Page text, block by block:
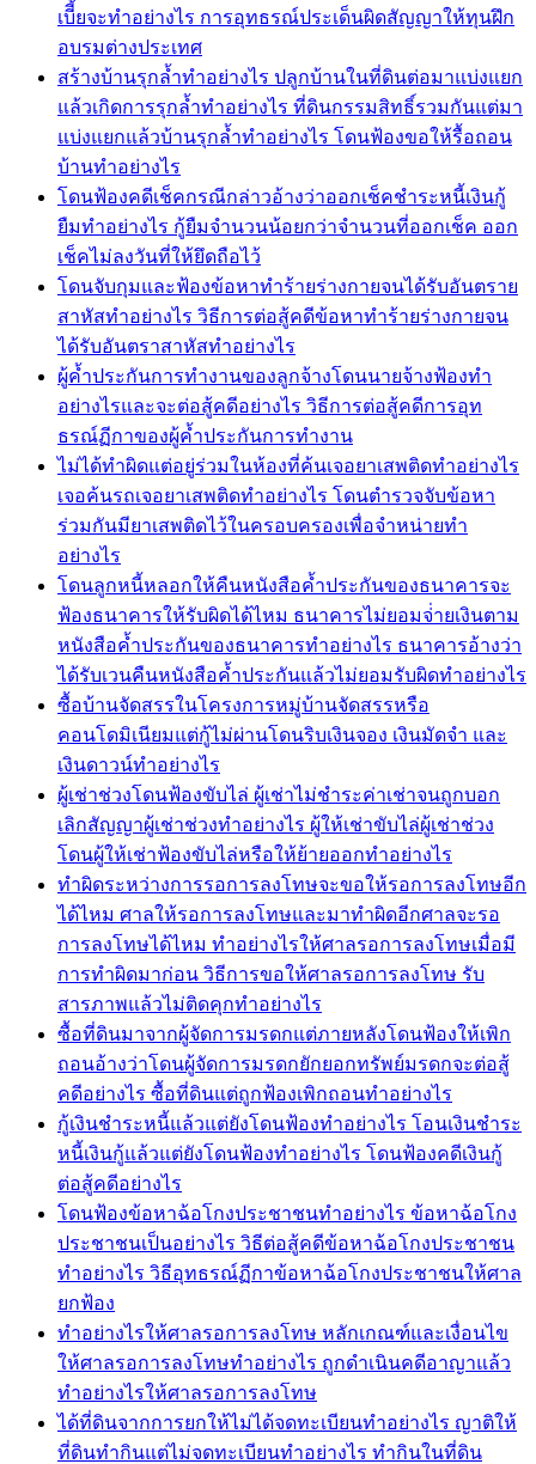
เบีี้ยจะทำอย่างไร การอุทธรณ์ประเด็นผิดสัญญาให้ทุนฝึก
อบรมต่างประเทศ
สร้างบ้านรุกล้ำทำอย่างไร ปลูกบ้านในที่ดินต่อมาแบ่งแยก
แล้วเกิดการรุกล้ำทำอย่างไร ที่ดินกรรมสิทธิ์รวมกันแต่มา
แบ่งแยกแล้วบ้านรุกล้ำทำอย่างไร โดนฟ้องขอให้รื้อถอน
บ้านทำอย่างไร
โดนฟ้องคดีเช็คกรณีกล่าวอ้างว่าออกเช็คชำระหนี้เงินกู้
ยืมทำอย่างไร กู้ยืมจำนวนน้อยกว่าจำนวนที่ออกเช็ค ออก
เช็คไม่ลงวันที่ให้ยึดถือไว้
โดนจับกุมและฟ้องข้อหาทำร้ายร่างกายจนได้รับอันตราย
สาหัสทำอย่างไร วิธีการต่อสู้คดีข้อหาทำร้ายร่างกายจน
ได้รับอันตราสาหัสทำอย่างไร
ผู้ค้ำประกันการทำงานของลูกจ้างโดนนายจ้างฟ้องทำ
อย่างไรและจะต่อสู้คดีอย่างไร วิธีการต่อสู้คดีการอุท
ธรณ์ฏีกาของผู้ค้ำประกันการทำงาน
ไม่ได้ทำผิดแต่อยู่ร่วมในห้องที่ค้นเจอยาเสพติดทำอย่างไร
เจอค้นรถเจอยาเสพติดทำอย่างไร โดนตำรวจจับข้อหา
ร่วมกันมียาเสพติดไว้ในครอบครองเพื่อจำหน่ายทำ
อย่างไร
โดนลูกหนี้หลอกให้คืนหนังสือค้ำประกันของธนาคารจะ
ฟ้องธนาคารให้รับผิดได้ไหม ธนาคารไม่ยอมจ่่ายเงินตาม
หนังสือค้ำประกันของธนาคารทำอย่างไร ธนาคารอ้างว่า
ได้รับเวนคืนหนังสือค้ำประกันแล้วไม่ยอมรับผิดทำอย่างไร
ซื้อบ้านจัดสรรในโครงการหมู่บ้านจัดสรรหรือ
คอนโดมิเนียมแต่กู้ไม่ผ่านโดนริบเงินจอง เงินมัดจำ และ
เงินดาวน์ทำอย่างไร
ผู้เช่าช่วงโดนฟ้องขับไล่ ผู้เช่าไม่ชำระค่าเช่าจนถูกบอก
เลิกสัญญาผู้เช่าช่วงทำอย่างไร ผู้ให้เช่าขับไล่ผู้เช่าช่วง
โดนผู้ให้เช่าฟ้องขับไล่หรือให้ย้ายออกทำอย่างไร
ทำผิดระหว่างการรอการลงโทษจะขอให้รอการลงโทษอีก
ได้ไหม ศาลให้รอการลงโทษและมาทำผิดอีกศาลจะรอ
การลงโทษได้ไหม ทำอย่างไรให้ศาลรอการลงโทษเมื่อมี
การทำผิดมาก่อน วิธีการขอให้ศาลรอการลงโทษ รับ
สารภาพแล้วไม่ติดคุกทำอย่างไร
ซื้อที่ดินมาจากผู้จัดการมรดกแต่ภายหลังโดนฟ้องให้เพิก
ถอนอ้างว่าโดนผู้จัดการมรดกยักยอกทรัพย์มรดกจะต่อสู้
คดีอย่างไร ซื้อที่ดินแต่ถูกฟ้องเพิกถอนทำอย่างไร
กู้เงินชำระหนี้แล้วแต่ยังโดนฟ้องทำอย่างไร โอนเงินชำระ
หนี้เงินกู้แล้วแต่ยังโดนฟ้องทำอย่างไร โดนฟ้องคดีเงินกู้
ต่อสู้คดีอย่างไร
โดนฟ้องข้อหาฉ้อโกงประชาชนทำอย่างไร ข้อหาฉ้อโกง
ประชาชนเป็นอย่างไร วิธีต่อสู้คดีข้อหาฉ้อโกงประชาชน
ทำอย่างไร วิธีอุทธรณ์ฏีกาข้อหาฉ้อโกงประชาชนให้ศาล
ยกฟ้อง
ทำอย่างไรให้ศาลรอการลงโทษ หลักเกณฑ์และเงื่อนไข
ให้ศาลรอการลงโทษทำอย่างไร ถูกดำเนินคดีอาญาแล้ว
ทำอย่างไรให้ศาลรอการลงโทษ
ได้ที่ดินจากการยกให้ไม่ได้จดทะเบียนทำอย่างไร ญาติให้
ที่ดินทำกินแต่ไม่จดทะเบียนทำอย่างไร ทำกินในที่ดิน